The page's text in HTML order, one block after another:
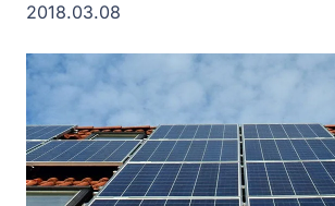
2018.03.08